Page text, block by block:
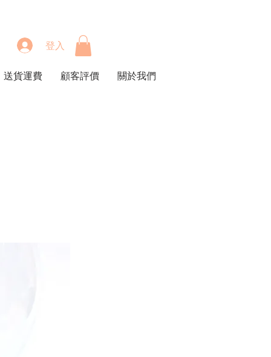
登入
送貨運費 顧客評價 關於我們